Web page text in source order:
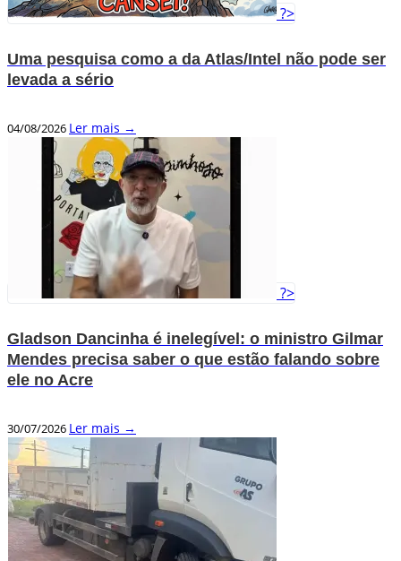
?>
Uma pesquisa como a da Atlas/Intel não pode ser
levada a sério
04/08/2026 Ler mais →
?>
Gladson Dancinha é inelegível: o ministro Gilmar
Mendes precisa saber o que estão falando sobre
ele no Acre
30/07/2026 Ler mais →